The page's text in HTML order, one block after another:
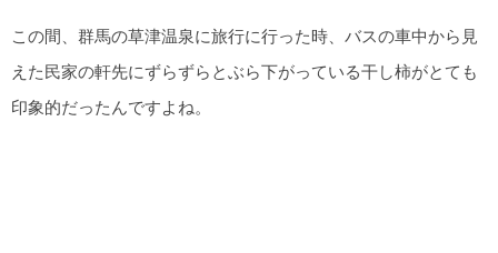
この間、群馬の草津温泉に旅行に行った時、バスの車中から見
えた民家の軒先にずらずらとぶら下がっている干し柿がとても
印象的だったんですよね。